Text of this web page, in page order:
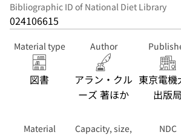
Bibliographic ID of National Diet Library
024106615
Material type
図書
Author
アラン・クル
ーズ 著ほか
東京電機
出版局
Material
Capacity, size,
NDC